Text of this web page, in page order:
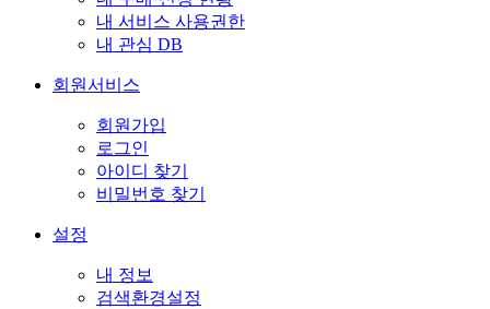
내 서비스 사용권한
내 관심 DB
회원서비스
회원가입
로그인
아이디 찾기
비밀번호 찾기
설정
내 정보
검색환경설정